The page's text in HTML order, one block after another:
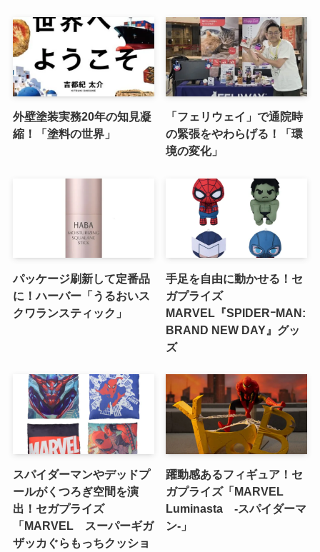
外壁塗装実務20年の知見凝
縮！「塗料の世界」
「フェリウェイ」で通院時
の緊張をやわらげる！「環
境の変化」
パッケージ刷新して定番品
に！ハーバー「うるおいス
クワランスティック」
手足を自由に動かせる！セ
ガプライズ
MARVEL『SPIDERｰMAN:
BRAND NEW DAY』グッ
ズ
スパイダーマンやデッドプ
ールがくつろぎ空間を演
出！セガプライズ
「MARVEL スーパーギガ
ザッカぐらもっちクッショ
躍動感あるフィギュア！セ
ガプライズ「MARVEL
Luminasta ‐スパイダーマ
ン‐」